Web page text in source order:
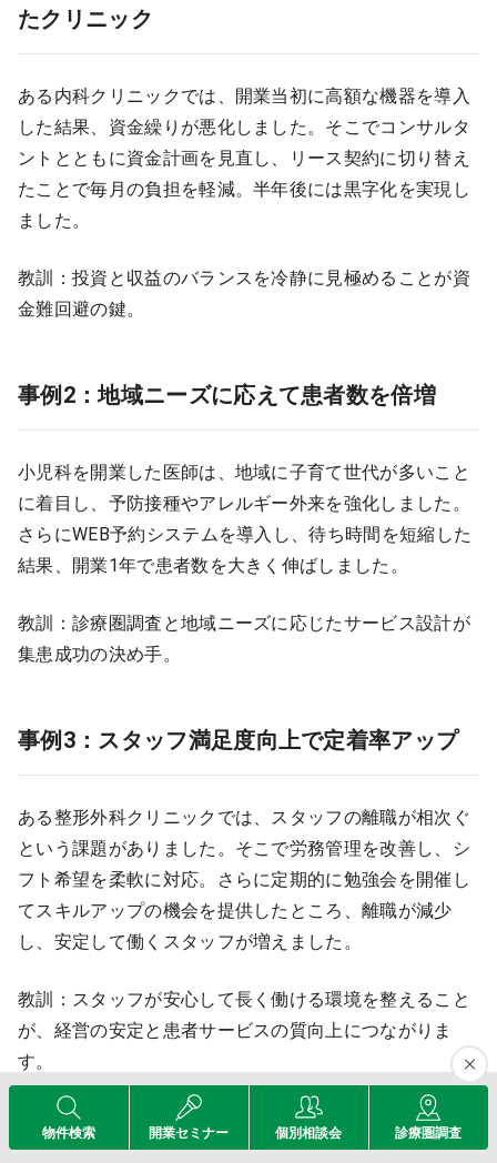
たクリニック
ある内科クリニックでは、開業当初に高額な機器を導入
した結果、資金繰りが悪化しました。そこでコンサルタ
ントとともに資金計画を見直し、リース契約に切り替え
たことで毎月の負担を軽減。半年後には黒字化を実現し
ました。
教訓：投資と収益のバランスを冷静に見極めることが資
金難回避の鍵。
事例2：地域ニーズに応えて患者数を倍増
小児科を開業した医師は、地域に子育て世代が多いこと
に着目し、予防接種やアレルギー外来を強化しました。
さらにWEB予約システムを導入し、待ち時間を短縮した
結果、開業1年で患者数を大きく伸ばしました。
教訓：診療圏調査と地域ニーズに応じたサービス設計が
集患成功の決め手。
事例3：スタッフ満足度向上で定着率アップ
ある整形外科クリニックでは、スタッフの離職が相次ぐ
という課題がありました。そこで労務管理を改善し、シ
フト希望を柔軟に対応。さらに定期的に勉強会を開催し
てスキルアップの機会を提供したところ、離職が減少
し、安定して働くスタッフが増えました。
教訓：スタッフが安心して長く働ける環境を整えること
が、経営の安定と患者サービスの質向上につながりま
す。
物件検索 開業セミナー 個別相談会 診療圏調査